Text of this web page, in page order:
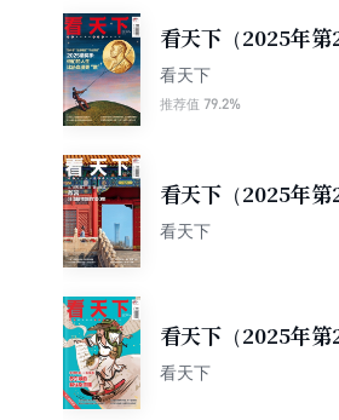
看天下（2025年第
期）
看天下
推荐值 79.2%
看天下（2025年第
看天下
看天下（2025年第
看天下